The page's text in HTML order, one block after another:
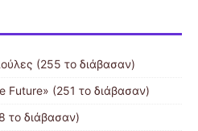
(255 το διάβασαν)
Future» (251 το διάβασαν)
το διάβασαν)